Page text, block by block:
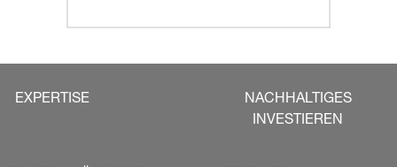
EXPERTISE
NACHHALTIGES
INVESTIEREN